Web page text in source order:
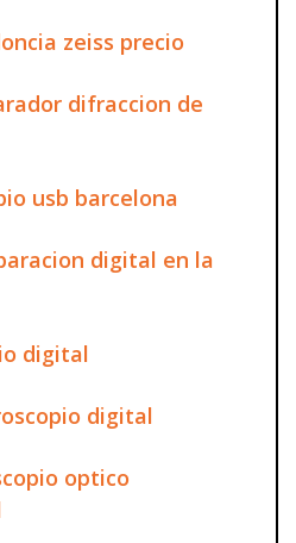
zeiss precio
difraccion de
usb barcelona
digital en la
digital
digital
optico